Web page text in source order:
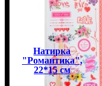
Натирка
"Романтика",
22*15 см
00грн.